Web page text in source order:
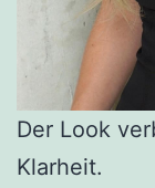
Der Look
Klarheit.